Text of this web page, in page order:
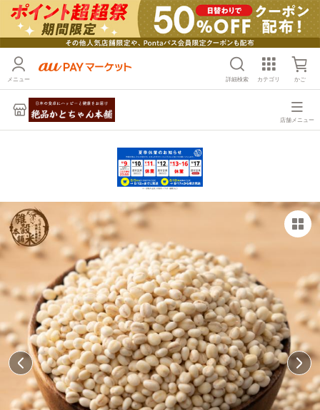
メニュー 詳細検索 カテゴリ かご
店舗メニュー